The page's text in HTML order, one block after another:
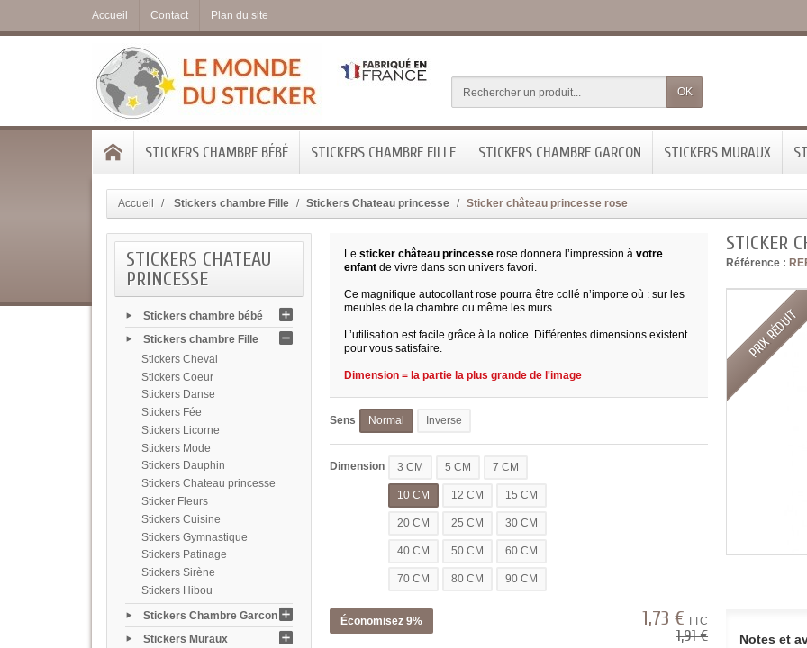
Accueil Contact Plan du site
OK
STICKERS CHAMBRE BÉBÉ STICKERS CHAMBRE FILLE STICKERS CHAMBRE GARCON STICKERS MURAUX
Accueil Stickers chambre Fille Stickers Chateau princesse Sticker château princesse rose
STICKERS CHATEAU
PRINCESSE
Stickers chambre bébé
Stickers chambre Fille
Stickers Cheval
Stickers Coeur
Stickers Danse
Stickers Fée
Stickers Licorne
Stickers Mode
Stickers Dauphin
Stickers Chateau princesse
Sticker Fleurs
Stickers Cuisine
Stickers Gymnastique
Stickers Patinage
Stickers Sirène
Stickers Hibou
Stickers Chambre Garcon
Stickers Muraux
STICKER
Référence :
PRIX RÉDUIT
Notes et
Lesticker château princesse rose donnera l’impression àvotre
enfant de vivre dans son univers favori.
Ce magnifique autocollant rose pourra être collé n’importe où : sur les
meubles de la chambre ou même les murs.
L’utilisation est facile grâce à la notice. Différentes dimensions existent
pour vous satisfaire.
Dimension = la partie la plus grande de l'image
Sens Normal Inverse
Dimension 3 CM 5 CM 7 CM
10 CM 12 CM 15 CM
20 CM 25 CM 30 CM
40 CM 50 CM 60 CM
70 CM 80 CM 90 CM
Économisez 9% 1,73 € TTC
1,91 €